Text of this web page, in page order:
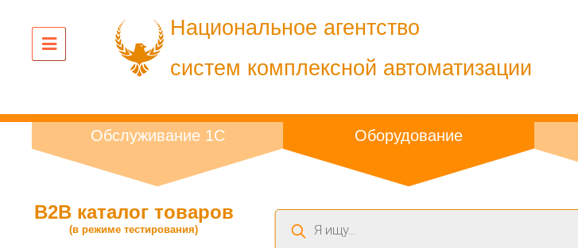
Национальное агентство
систем комплексной автоматизации
Обслуживание 1С Оборудование
B2B каталог товаров
(в режиме тестирования)
Поиск
товаров